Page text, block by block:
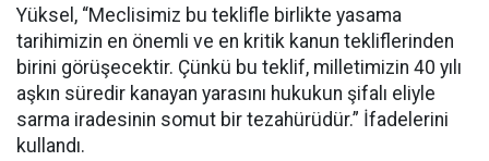
Yüksel, “Meclisimiz bu teklifle birlikte yasama
tarihimizin en önemli ve en kritik kanun tekliflerinden
birini görüşecektir. Çünkü bu teklif, milletimizin 40 yılı
aşkın süredir kanayan yarasını hukukun şifalı eliyle
sarma iradesinin somut bir tezahürüdür.” İfadelerini
kullandı.